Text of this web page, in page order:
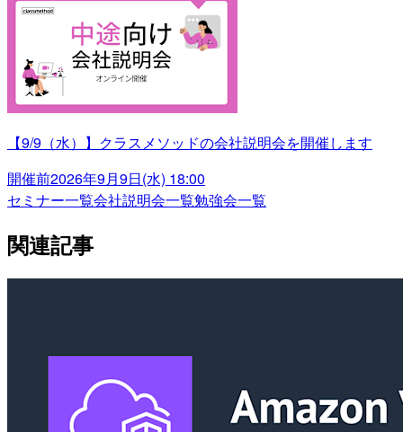
【9/9（水）】クラスメソッドの会社説明会を開催します
開催前2026年9月9日(水) 18:00
セミナー一覧会社説明会一覧勉強会一覧
関連記事